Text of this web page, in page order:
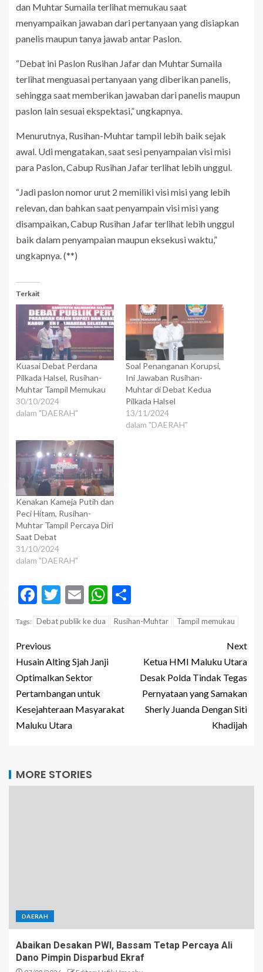
dan Muhtar Sumaila terlihat memukau saat
menyampaikan jawaban dari pertanyaan yang disiapkan
panelis maupun tanya jawab antar Paslon.
“Debat ini Paslon Rusihan Jafar dan Muhtar Sumaila
terlihat menguasai pertanyaan yang diberikan panelis,
sehingga saat memberikan jawaban dari panelis maupun
paslon lain sesuai ekspektasi,” ungkapnya.
Menurutnya, Rusihan-Muhtar tampil lebih baik sejak
awal. Udi mengatakan, saat sesi penyampaian visi misi
para Paslon, Cabup Rusihan Jafar terlihat lebih unggul.
“Jadi paslon nomor urut 2 memiliki visi misi yang lebih
relevan, dan bahkan saat penyampain visi misi yang
disampaikan, Cabup Rusihan Jafar terlihat lebih unggul
baik dalam penyampaian maupun eksekusi waktu,”
ungkapnya. (**)
Terkait
Kuasai Debat Perdana
Pilkada Halsel, Rusihan-
Muhtar Tampil Memukau
30/10/2024
dalam "DAERAH"
Soal Penanganan Korupsi,
Ini Jawaban Rusihan-
Muhtar di Debat Kedua
Pilkada Halsel
13/11/2024
dalam "DAERAH"
Kenakan Kameja Putih dan
Peci Hitam, Rusihan-
Muhtar Tampil Percaya Diri
Saat Debat
31/10/2024
dalam "DAERAH"
Facebook
Twitter
EmailWhatsApp
Tags: Debat publik ke dua Rusihan-Muhtar Tampil memukau
Previous
Husain Alting Sjah Janji
Optimalkan Sektor
Pertambangan untuk
Kesejahteraan Masyarakat
Maluku Utara
Next
Ketua HMI Maluku Utara
Desak Polda Tindak Tegas
Pernyataan yang Samakan
Sherly Juanda Dengan Siti
Khadijah
MORE STORIES
DAERAH
Abaikan Desakan PWI, Bassam Tetap Percaya Ali
Dano Pimpin Disparbud Ekraf